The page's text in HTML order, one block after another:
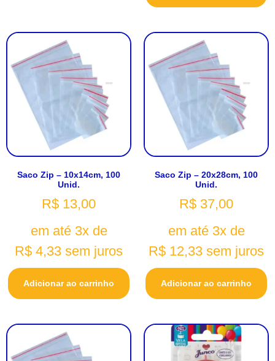
Saco Zip – 10x14cm, 100
Unid.
R$ 13,00
em até 3x de
R$ 4,33 sem juros
Adicionar ao carrinho
Saco Zip – 20x28cm, 100
Unid.
R$ 37,00
em até 3x de
R$ 12,33 sem juros
Adicionar ao carrinho